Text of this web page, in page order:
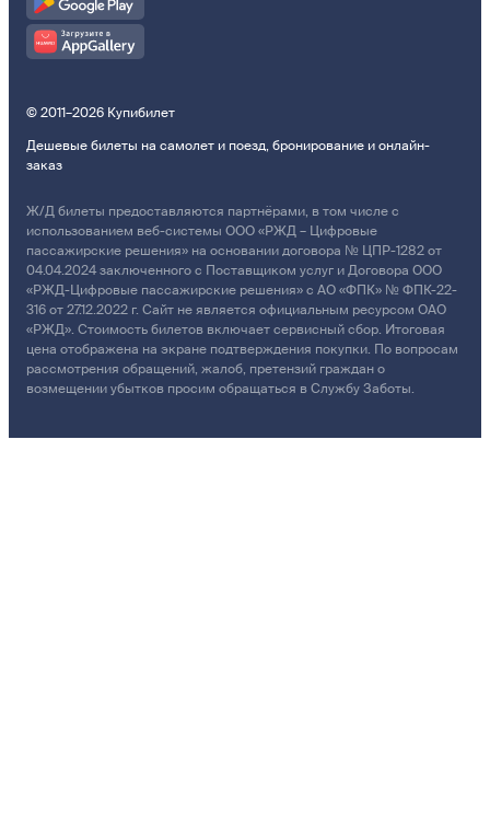
© 2011–2026 Купибилет
Дешевые билеты на самолет и поезд, бронирование и онлайн-
заказ
Ж/Д билеты предоставляются партнёрами, в том числе с
использованием веб-системы ООО «РЖД – Цифровые
пассажирские решения» на основании договора № ЦПР-1282 от
04.04.2024 заключенного с Поставщиком услуг и Договора ООО
«РЖД-Цифровые пассажирские решения» с АО «ФПК» № ФПК-22-
316 от 27.12.2022 г. Сайт не является официальным ресурсом ОАО
«РЖД». Стоимость билетов включает сервисный сбор. Итоговая
цена отображена на экране подтверждения покупки. По вопросам
рассмотрения обращений, жалоб, претензий граждан о
возмещении убытков просим обращаться в Службу Заботы.